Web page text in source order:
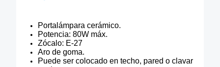
Portalámpara cerámico.
Potencia: 80W máx.
Zócalo: E-27
Aro de goma.
Puede ser colocado en techo, pared o clavar